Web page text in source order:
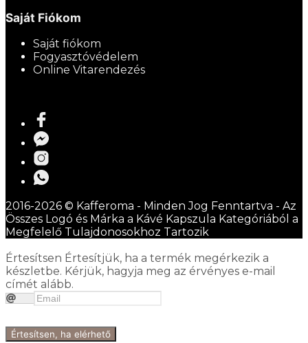
Saját Fiókom
Saját fiókom
Fogyasztóvédelem
Online Vitarendezés
2016-2026 © Kafferoma - Minden Jog Fenntartva - Az
Összes Logó és Márka a Kávé Kapszula Kategóriából a
Megfelelő Tulajdonosokhoz Tartozik
Értesítsen Értesítjük, ha a termék megérkezik a
készletbe. Kérjük, hagyja meg az érvényes e-mail
címét alább.
Értesítsen, ha elérhető